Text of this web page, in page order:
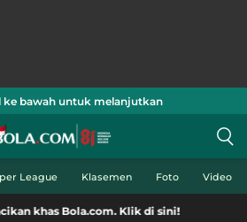
ke bawah untuk melanjutkan
League Klasemen Foto Video
Klik di sini!